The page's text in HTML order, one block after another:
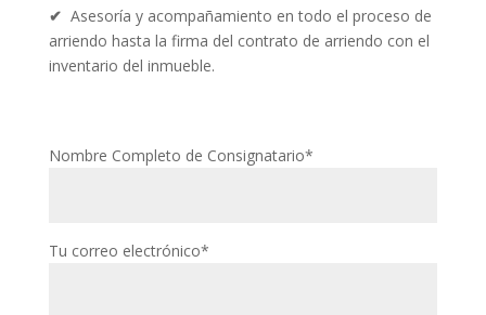
✔ Asesoría y acompañamiento en todo el proceso de
arriendo hasta la firma del contrato de arriendo con el
inventario del inmueble.
Nombre Completo de Consignatario*
Tu correo electrónico*